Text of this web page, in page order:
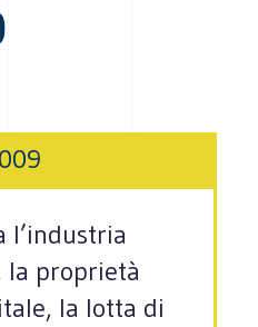
l’industria
proprietà
la lotta di